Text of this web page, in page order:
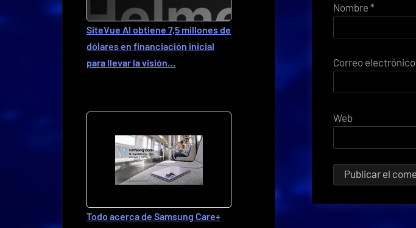
Nombre *
Correo electrónico
Web
SiteVue AI obtiene 7,5 millones de
dólares en financiación inicial
para llevar la visión…
Todo acerca de Samsung Care+